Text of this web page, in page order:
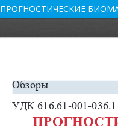
ПРОГНОСТИЧЕСКИЕ